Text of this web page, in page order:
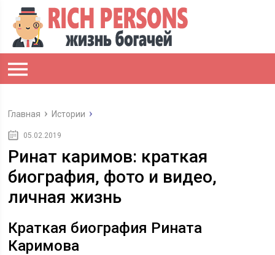
Главная Истории
05.02.2019
Ринат каримов: краткая
биография, фото и видео,
личная жизнь
Краткая биография Рината
Каримова